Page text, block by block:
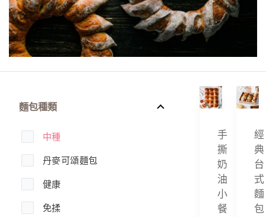
麵包種類
中種
丹麥可頌麵包
健康
免揉
手
撕
奶
油
小
餐
經
典
台
式
麵
包